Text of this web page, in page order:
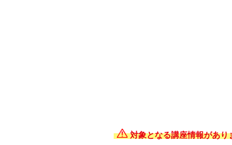
対象となる講座情報があり